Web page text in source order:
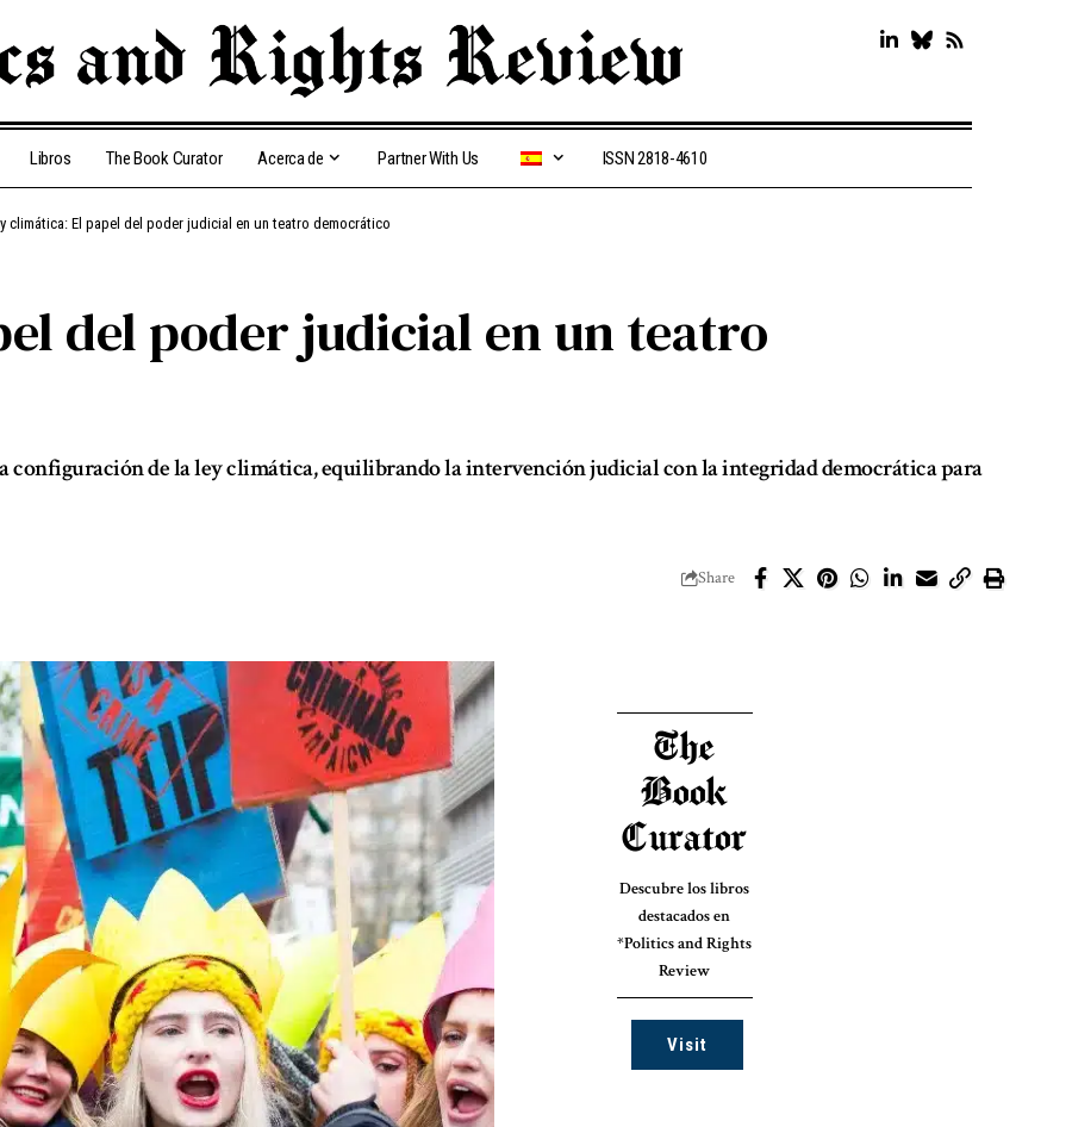
Libros The Book Curator Acerca de Partner With Us ISSN 2818-4610
climática: El papel del poder judicial en un teatro democrático
del poder judicial en un teatro
configuración de la ley climática, equilibrando la intervención judicial con la integridad democrática para
Share
The
Book
Curator
Descubre los libros
destacados en
*Politics and Rights
Review
Visit